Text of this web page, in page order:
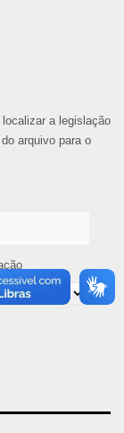
a legislação
arquivo para o